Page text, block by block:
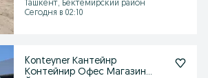
Ташкент, Бектемирский район
Сегодня в 02:10
Konteyner Кантейнр
Контейнир Офес Магазин